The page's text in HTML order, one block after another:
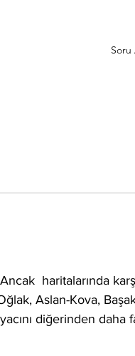
Soru
haritalarında
Aslan-Kova,
diğerinden daha